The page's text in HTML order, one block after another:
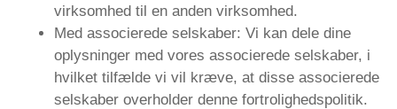
virksomhed til en anden virksomhed.
Med associerede selskaber: Vi kan dele dine
oplysninger med vores associerede selskaber, i
hvilket tilfælde vi vil kræve, at disse associerede
selskaber overholder denne fortrolighedspolitik.